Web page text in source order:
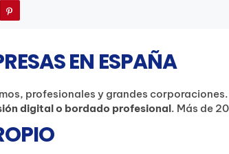
EN ESPAÑA
profesionales y grandes
digital o bordado profesional. Más de